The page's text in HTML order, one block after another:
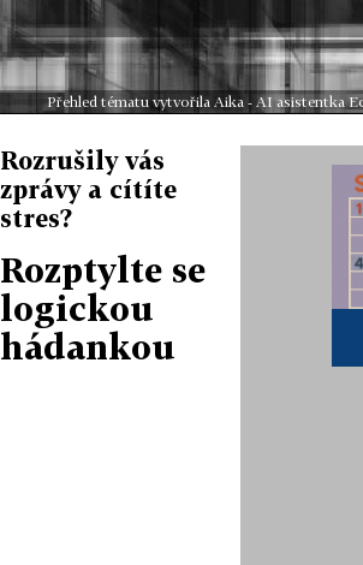
Přehled tématu vytvořila Aika - AI asistentka
Rozrušily vás
zprávy a cítíte
stres?
Rozptylte se
logickou
hádankou